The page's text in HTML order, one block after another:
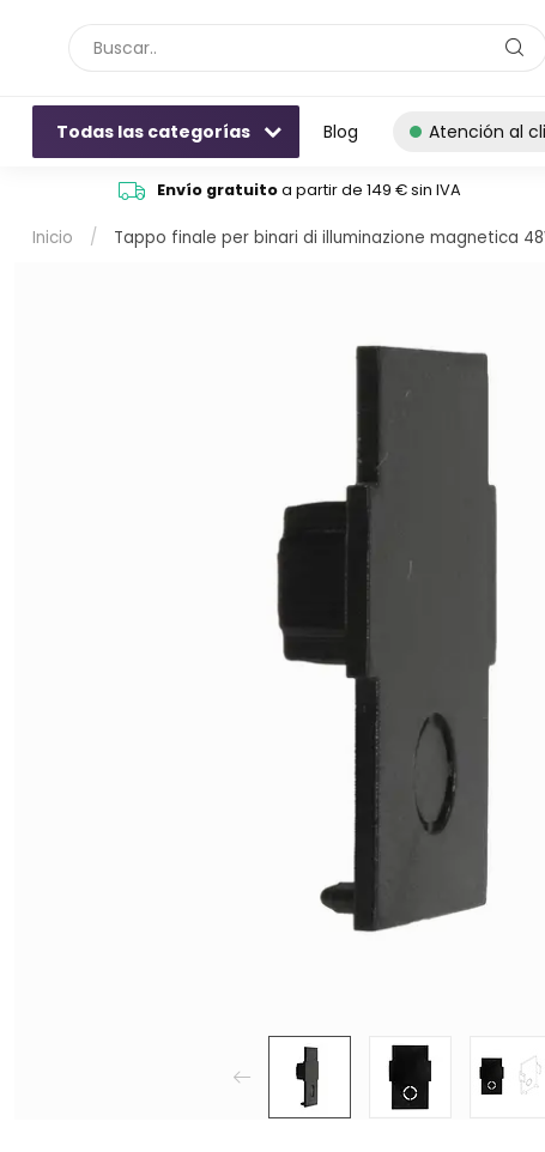
Todas las categorías Blog Atención al
Envío gratuitoa partir de 149 € sin IVA
Inicio / Tappo finale per binari di illuminazione magnetica